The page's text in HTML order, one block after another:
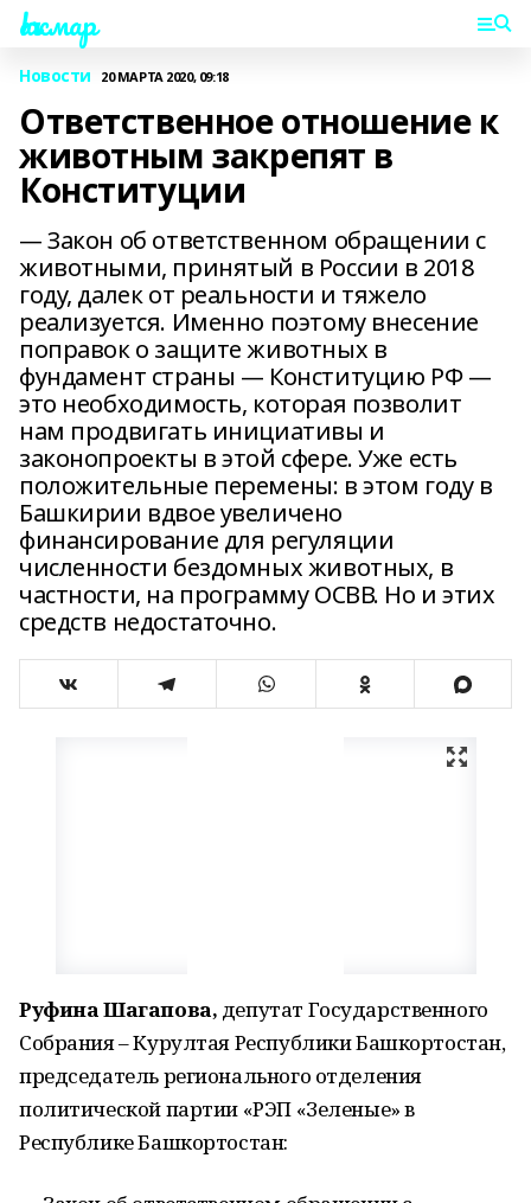
Һаҡмар
Новости 20 МАРТА 2020, 09:18
Ответственное отношение к
животным закрепят в
Конституции
— Закон об ответственном обращении с
животными, принятый в России в 2018
году, далек от реальности и тяжело
реализуется. Именно поэтому внесение
поправок о защите животных в
фундамент страны — Конституцию РФ —
это необходимость, которая позволит
нам продвигать инициативы и
законопроекты в этой сфере. Уже есть
положительные перемены: в этом году в
Башкирии вдвое увеличено
финансирование для регуляции
численности бездомных животных, в
частности, на программу ОСВВ. Но и этих
средств недостаточно.
Руфина Шагапова, депутат Государственного
Собрания – Курултая Республики Башкортостан,
председатель регионального отделения
политической партии «РЭП «Зеленые» в
Республике Башкортостан: